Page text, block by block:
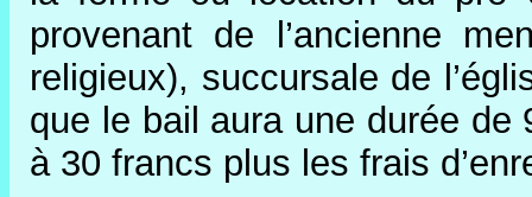
provenant de l’ancienne
religieux), succursale de
que le bail aura une durée
à 30 francs plus les frais